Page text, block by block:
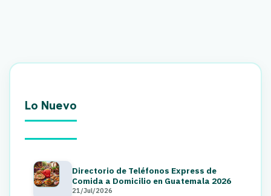
Lo Nuevo
Directorio de Teléfonos Express de
Comida a Domicilio en Guatemala 2026
21/Jul/2026